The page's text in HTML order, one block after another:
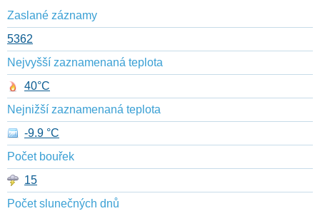
Zaslané záznamy
5362
Nejvyšší zaznamenaná teplota
40°C
Nejnižší zaznamenaná teplota
-9.9 °C
Počet bouřek
15
Počet slunečných dnů